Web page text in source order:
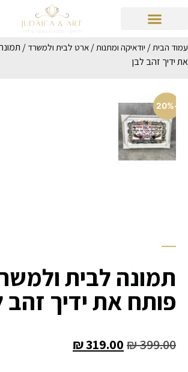
עמוד הבית/ יודאיקה ומתנות/ ארט לבית ולמשרד /
את ידיך זהב לבן
-20%
תמונה לבית
פותח את ידיך זהב
₪399.00
₪319.00